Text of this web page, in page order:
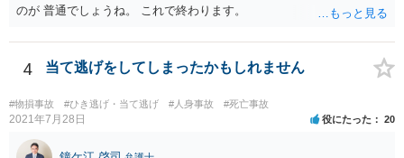
のが 普通でしょうね。 これで終わります。
4 当て逃げをしてしまったかもしれません
#物損事故 #ひき逃げ・当て逃げ #人身事故 #死亡事故
2021年7月28日 役にたった 20